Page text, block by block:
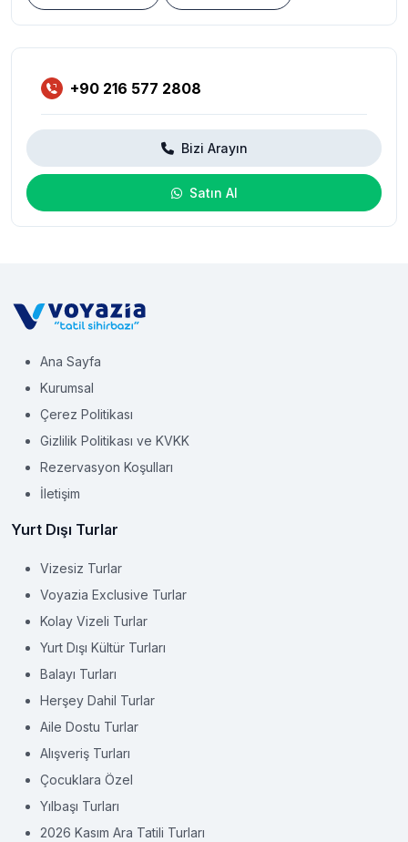
+90 216 577 2808
Bizi Arayın
Satın Al
Ana Sayfa
Kurumsal
Çerez Politikası
Gizlilik Politikası ve KVKK
Rezervasyon Koşulları
İletişim
Yurt Dışı Turlar
Vizesiz Turlar
Voyazia Exclusive Turlar
Kolay Vizeli Turlar
Yurt Dışı Kültür Turları
Balayı Turları
Herşey Dahil Turlar
Aile Dostu Turlar
Alışveriş Turları
Çocuklara Özel
Yılbaşı Turları
2026 Kasım Ara Tatili Turları